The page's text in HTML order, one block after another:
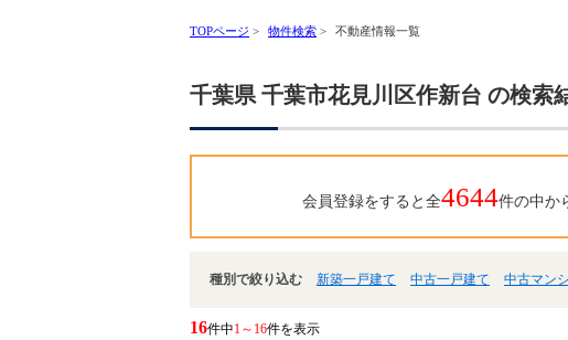
TOPページ > 物件検索 > 不動産情報一覧
千葉県 千葉市花見川区作新台 の検索
会員登録をすると全4644件の中か
種別で絞り込む 新築一戸建て 中古一戸建て 中古マン
16件中1～16件を表示